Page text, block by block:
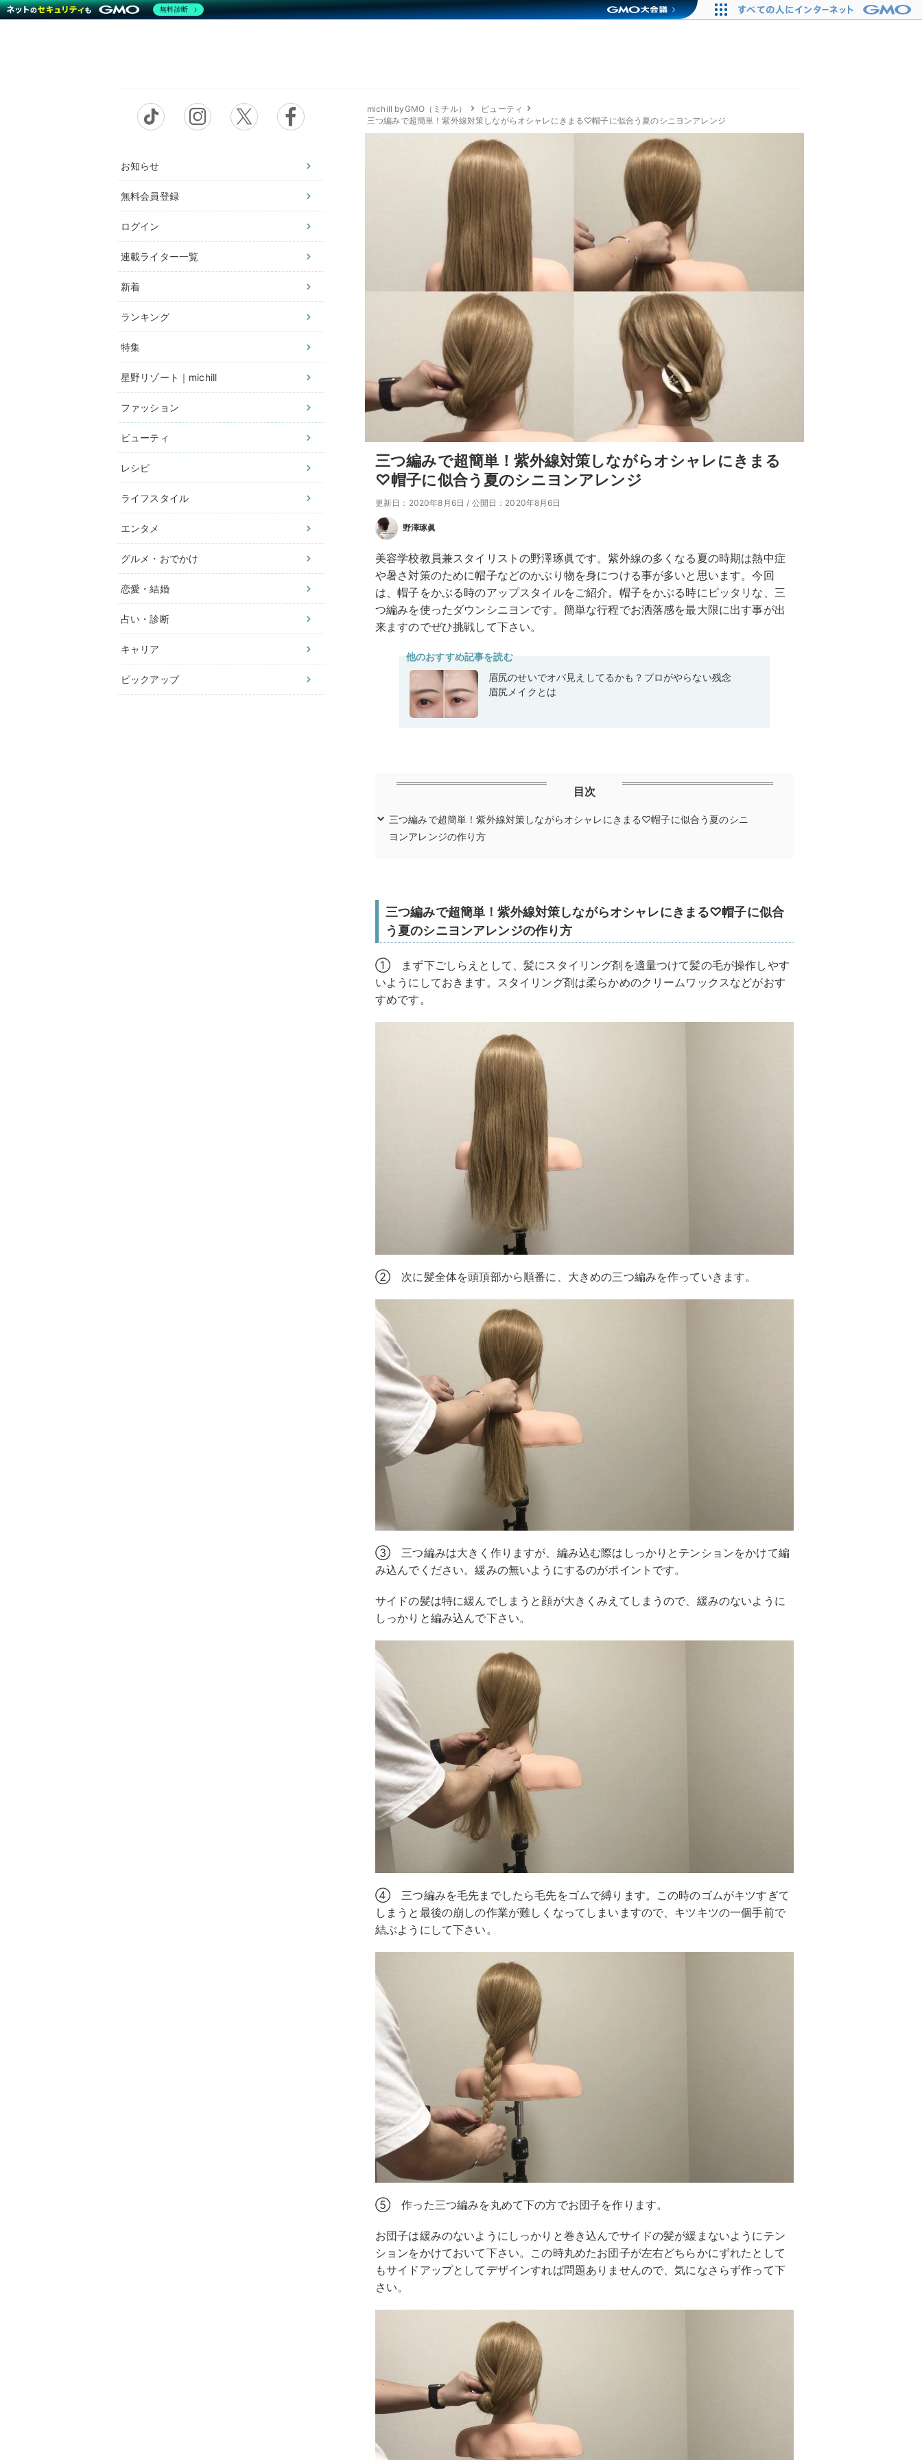
お知らせ
無料会員登録
ログイン
連載ライター一覧
新着
ランキング
特集
星野リゾート｜michill
ファッション
ビューティ
レシピ
ライフスタイル
エンタメ
グルメ・おでかけ
恋愛・結婚
占い・診断
キャリア
ピックアップ
michill byGMO（ミチル）
ビューティ
三つ編みで超簡単！紫外線対策しながらオシャレにきまる♡帽子に似合う夏のシニヨンアレンジ
三つ編みで超簡単！紫外線対策しながらオシャレにきまる
♡帽子に似合う夏のシニヨンアレンジ
更新日：2020年8月6日 / 公開日：2020年8月6日
野澤琢眞
美容学校教員兼スタイリストの野澤琢眞です。紫外線の多くなる夏の時期は熱中症
や暑さ対策のために帽子などのかぶり物を身につける事が多いと思います。今回
は、帽子をかぶる時のアップスタイルをご紹介。帽子をかぶる時にピッタリな、三
つ編みを使ったダウンシニヨンです。簡単な行程でお洒落感を最大限に出す事が出
来ますのでぜひ挑戦して下さい。
他のおすすめ記事を読む
眉尻のせいでオバ見えしてるかも？プロがやらない残念
眉尻メイクとは
目次
三つ編みで超簡単！紫外線対策しながらオシャレにきまる♡帽子に似合う夏のシニ
ヨンアレンジの作り方
三つ編みで超簡単！紫外線対策しながらオシャレにきまる♡帽子に似合
う夏のシニヨンアレンジの作り方
① まず下ごしらえとして、髪にスタイリング剤を適量つけて髪の毛が操作しやす
いようにしておきます。スタイリング剤は柔らかめのクリームワックスなどがおす
すめです。
② 次に髪全体を頭頂部から順番に、大きめの三つ編みを作っていきます。
③ 三つ編みは大きく作りますが、編み込む際はしっかりとテンションをかけて編
み込んでください。緩みの無いようにするのがポイントです。
サイドの髪は特に緩んでしまうと顔が大きくみえてしまうので、緩みのないように
しっかりと編み込んで下さい。
④ 三つ編みを毛先までしたら毛先をゴムで縛ります。この時のゴムがキツすぎて
しまうと最後の崩しの作業が難しくなってしまいますので、キツキツの一個手前で
結ぶようにして下さい。
⑤ 作った三つ編みを丸めて下の方でお団子を作ります。
お団子は緩みのないようにしっかりと巻き込んでサイドの髪が緩まないようにテン
ションをかけておいて下さい。この時丸めたお団子が左右どちらかにずれたとして
もサイドアップとしてデザインすれば問題ありませんので、気になさらず作って下
さい。
無料診断